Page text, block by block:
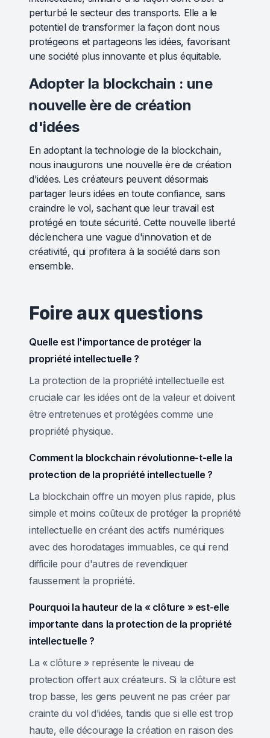
perturbé le secteur des transports. Elle a le
potentiel de transformer la façon dont nous
protégeons et partageons les idées, favorisant
une société plus innovante et plus équitable.
Adopter la blockchain : une
nouvelle ère de création
d'idées
En adoptant la technologie de la blockchain,
nous inaugurons une nouvelle ère de création
d'idées. Les créateurs peuvent désormais
partager leurs idées en toute confiance, sans
craindre le vol, sachant que leur travail est
protégé en toute sécurité. Cette nouvelle liberté
déclenchera une vague d'innovation et de
créativité, qui profitera à la société dans son
ensemble.
Foire aux questions
Quelle est l'importance de protéger la
propriété intellectuelle ?
La protection de la propriété intellectuelle est
cruciale car les idées ont de la valeur et doivent
être entretenues et protégées comme une
propriété physique.
Comment la blockchain révolutionne-t-elle la
protection de la propriété intellectuelle ?
La blockchain offre un moyen plus rapide, plus
simple et moins coûteux de protéger la propriété
intellectuelle en créant des actifs numériques
avec des horodatages immuables, ce qui rend
difficile pour d'autres de revendiquer
faussement la propriété.
Pourquoi la hauteur de la « clôture » est-elle
importante dans la protection de la propriété
intellectuelle ?
La « clôture » représente le niveau de
protection offert aux créateurs. Si la clôture est
trop basse, les gens peuvent ne pas créer par
crainte du vol d'idées, tandis que si elle est trop
haute, elle décourage la création en raison des